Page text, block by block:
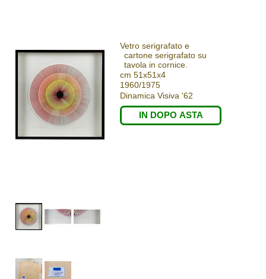
Vetro serigrafato e
cartone serigrafato su
tavola in cornice.
cm 51x51x4
1960/1975
Dinamica Visiva '62
IN DOPO ASTA